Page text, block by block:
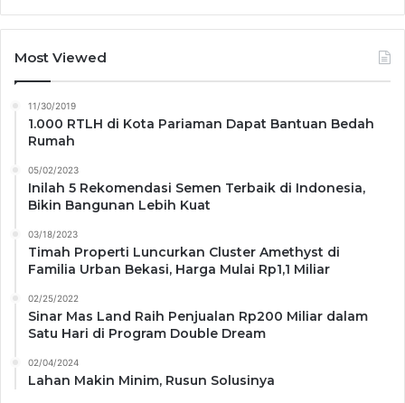
Most Viewed
11/30/2019
1.000 RTLH di Kota Pariaman Dapat Bantuan Bedah
Rumah
05/02/2023
Inilah 5 Rekomendasi Semen Terbaik di Indonesia,
Bikin Bangunan Lebih Kuat
03/18/2023
Timah Properti Luncurkan Cluster Amethyst di
Familia Urban Bekasi, Harga Mulai Rp1,1 Miliar
02/25/2022
Sinar Mas Land Raih Penjualan Rp200 Miliar dalam
Satu Hari di Program Double Dream
02/04/2024
Lahan Makin Minim, Rusun Solusinya